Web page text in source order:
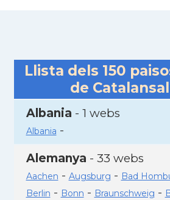
Llista dels 150
de
Albania - 1 webs
Albania -
Alemanya - 33 webs
Aachen - Augsburg - Bad
Berlin - Bonn - Braunschweig -